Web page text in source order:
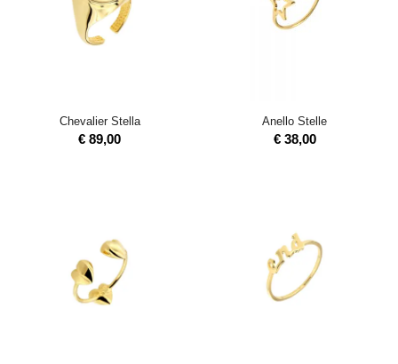
Chevalier Stella
€ 89,00
Anello Stelle
€38,00